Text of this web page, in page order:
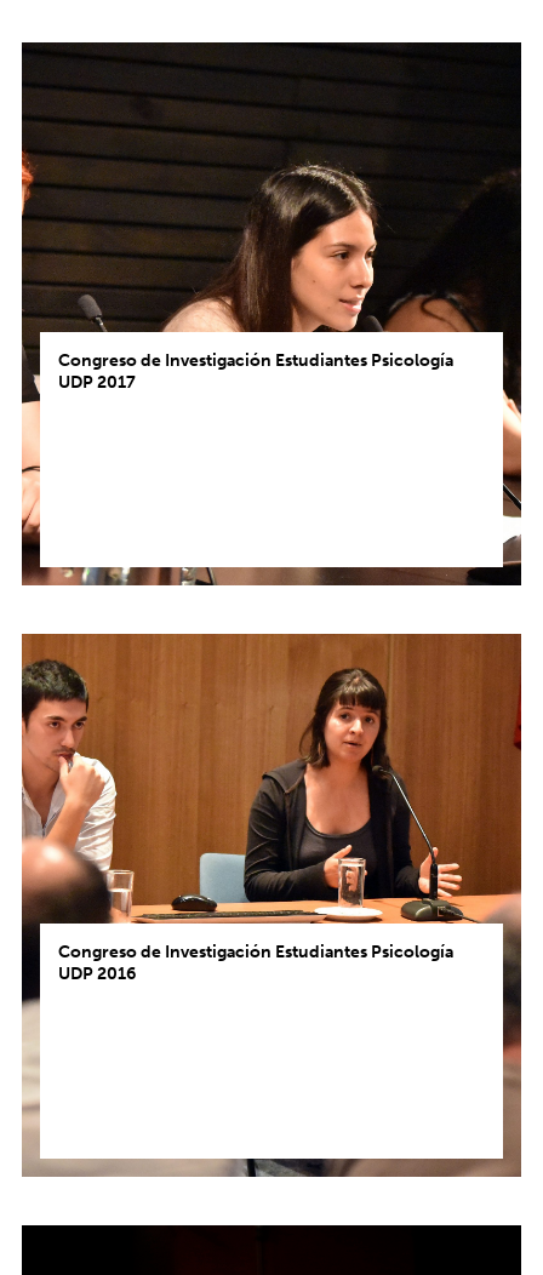
Congreso de Investigación Estudiantes Psicología
UDP 2017
Congreso de Investigación Estudiantes Psicología
UDP 2016